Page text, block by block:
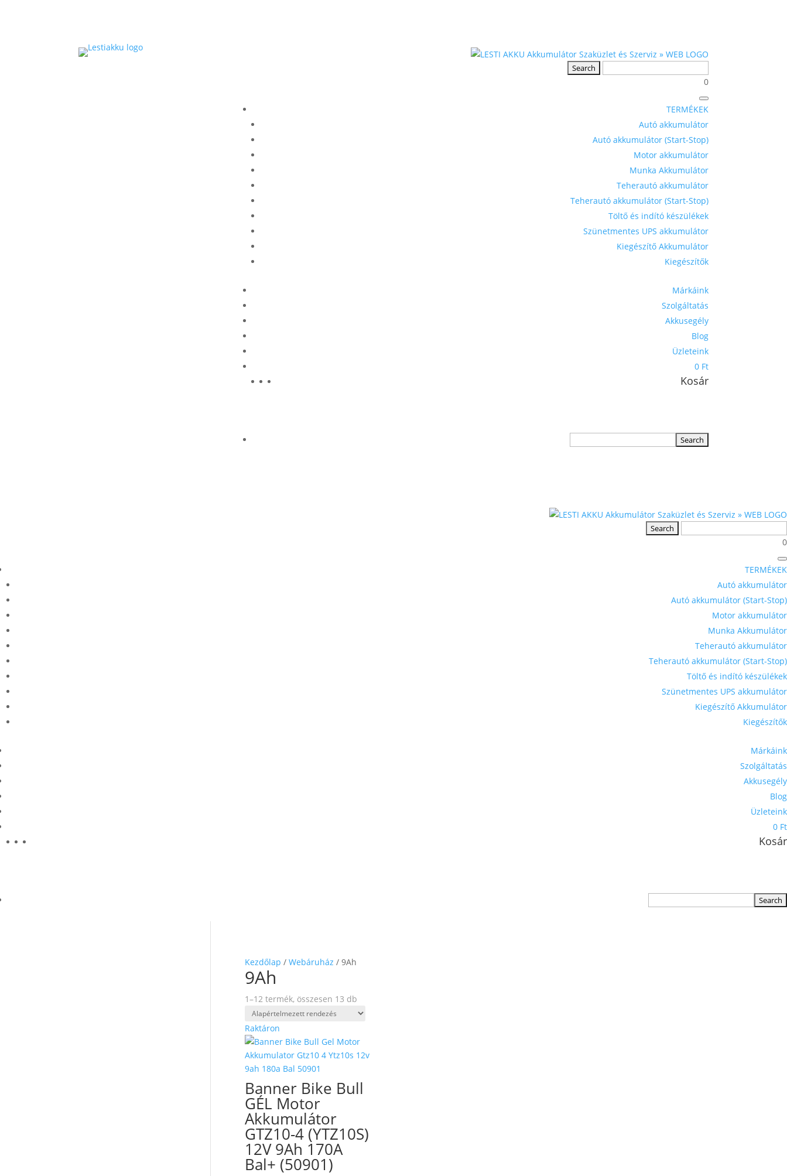
0
TERMÉKEK
Autó akkumulátor
Autó akkumulátor (Start-Stop)
Motor akkumulátor
Munka Akkumulátor
Teherautó akkumulátor
Teherautó akkumulátor (Start-Stop)
Töltő és indító készülékek
Szünetmentes UPS akkumulátor
Kiegészítő Akkumulátor
Kiegészítők
Márkáink
Szolgáltatás
Akkusegély
Blog
Üzleteink
0 Ft
Kosár
0
TERMÉKEK
Autó akkumulátor
Autó akkumulátor (Start-Stop)
Motor akkumulátor
Munka Akkumulátor
Teherautó akkumulátor
Teherautó akkumulátor (Start-Stop)
Töltő és indító készülékek
Szünetmentes UPS akkumulátor
Kiegészítő Akkumulátor
Kiegészítők
Márkáink
Szolgáltatás
Akkusegély
Blog
Üzleteink
0 Ft
Kosár
Kezdőlap / Webáruház / 9Ah
9Ah
1–12 termék, összesen 13 db
Raktáron
Banner Bike Bull
GÉL Motor
Akkumulátor
GTZ10-4 (YTZ10S)
12V 9Ah 170A
Bal+ (50901)